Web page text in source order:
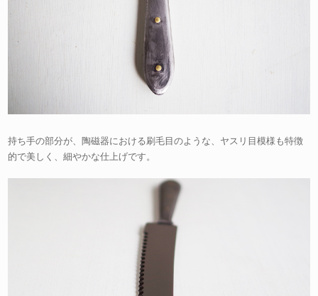
持ち手の部分が、陶磁器における刷毛目のような、ヤスリ目模様も特徴
的で美しく、細やかな仕上げです。